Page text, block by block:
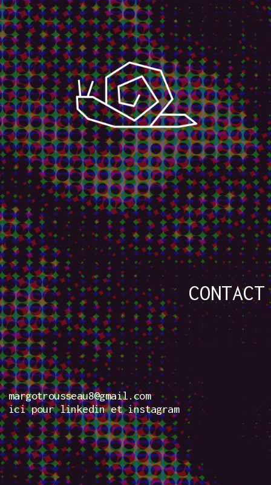
CONTACT
margotrousseau8@gmail.com
ici pourlinkedinetinstagram